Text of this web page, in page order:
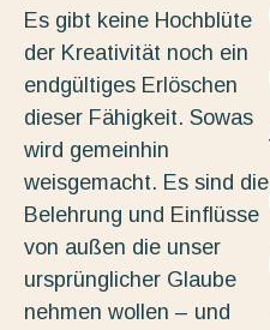
Es gibt keine Hochblüte
der Kreativität noch ein
endgültiges Erlöschen
dieser Fähigkeit. Sowas
wird gemeinhin
weisgemacht. Es sind die
Belehrung und Einflüsse
von außen die unser
ursprünglicher Glaube
nehmen wollen – und